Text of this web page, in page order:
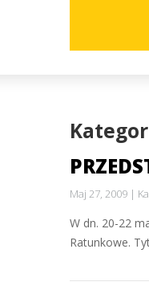
Maj 27, 2009
W dn. 20-22
Ratunkowe.